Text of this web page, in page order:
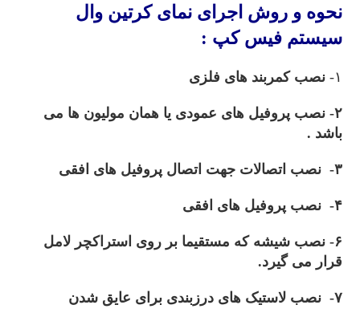
نحوه و روش اجرای نمای کرتین وال
سیستم فیس کپ :
۱- نصب کمربند های فلزی
۲- نصب پروفیل های عمودی یا همان مولیون ها می
باشد .
۳- نصب اتصالات جهت اتصال پروفیل های افقی
۴- نصب پروفیل های افقی
۶- نصب شیشه که مستقیما بر روی استراکچر لامل
قرار می گیرد.
۷- نصب لاستیک های درزبندی برای عایق شدن